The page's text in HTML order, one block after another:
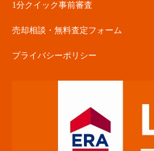
1分クイック事前審査
売却相談・無料査定フォーム
プライバシーポリシー